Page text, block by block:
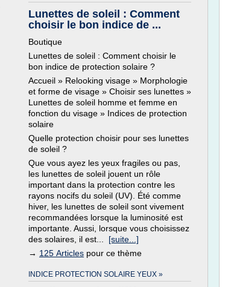
Lunettes de soleil : Comment
choisir le bon indice de ...
Boutique
Lunettes de soleil : Comment choisir le
bon indice de protection solaire ?
Accueil » Relooking visage » Morphologie
et forme de visage » Choisir ses lunettes »
Lunettes de soleil homme et femme en
fonction du visage » Indices de protection
solaire
Quelle protection choisir pour ses lunettes
de soleil ?
Que vous ayez les yeux fragiles ou pas,
les lunettes de soleil jouent un rôle
important dans la protection contre les
rayons nocifs du soleil (UV). Été comme
hiver, les lunettes de soleil sont vivement
recommandées lorsque la luminosité est
importante. Aussi, lorsque vous choisissez
des solaires, il est... [suite...]
→ 125 Articles pour ce thème
INDICE PROTECTION SOLAIRE YEUX »